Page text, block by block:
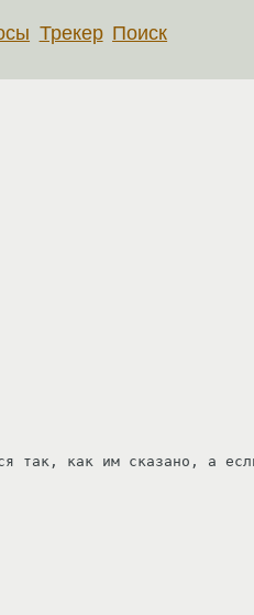
Трекер Поиск
так, как им сказано, а